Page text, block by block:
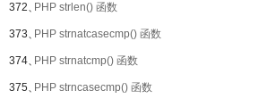
372、PHP strlen() 函数
373、PHP strnatcasecmp() 函数
374、PHP strnatcmp() 函数
375、PHP strncasecmp() 函数